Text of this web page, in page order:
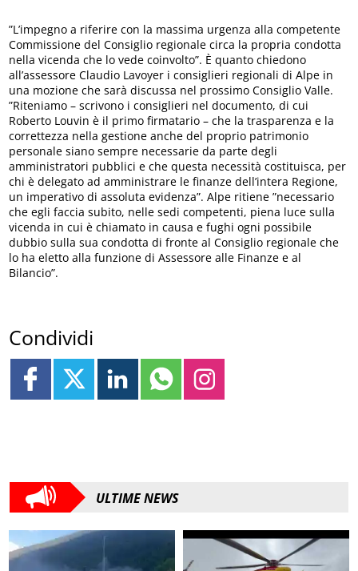
”L’impegno a riferire con la massima urgenza alla competente
Commissione del Consiglio regionale circa la propria condotta
nella vicenda che lo vede coinvolto”. È quanto chiedono
all’assessore Claudio Lavoyer i consiglieri regionali di Alpe in
una mozione che sarà discussa nel prossimo Consiglio Valle.
”Riteniamo – scrivono i consiglieri nel documento, di cui
Roberto Louvin è il primo firmatario – che la trasparenza e la
correttezza nella gestione anche del proprio patrimonio
personale siano sempre necessarie da parte degli
amministratori pubblici e che questa necessità costituisca, per
chi è delegato ad amministrare le finanze dell’intera Regione,
un imperativo di assoluta evidenza”. Alpe ritiene ”necessario
che egli faccia subito, nelle sedi competenti, piena luce sulla
vicenda in cui è chiamato in causa e fughi ogni possibile
dubbio sulla sua condotta di fronte al Consiglio regionale che
lo ha eletto alla funzione di Assessore alle Finanze e al
Bilancio”.
Condividi
ULTIME NEWS